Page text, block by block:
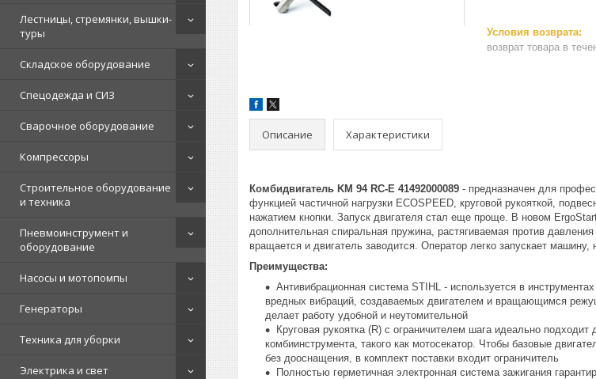
Лестницы, стремянки, вышки-
туры
Складское оборудование
Спецодежда и СИЗ
Сварочное оборудование
Компрессоры
Строительное оборудование
и техника
Пневмоинструмент и
оборудование
Насосы и мотопомпы
Генераторы
Техника для уборки
Электрика и свет
возврат товара в
Описание Характеристики
Комбидвигатель KM 94 RC-E 41492000089 - предназначен для
функцией частичной нагрузки ECOSPEED, круговой рукояткой,
нажатием кнопки. Запуск двигателя стал еще проще. В новом
дополнительная спиральная пружина, растягиваемая против
вращается и двигатель заводится. Оператор легко запускает машину,
Преимущества:
Антивибрационная система STIHL - используется в
вредных вибраций, создаваемых двигателем и вращающимся
делает работу удобной и неутомительной
Круговая рукоятка (R) с ограничителем шага идеально
комбиинструмента, такого как мотосекатор. Чтобы базовые
без дооснащения, в комплект поставки входит ограничитель
Полностью герметичная электронная система зажигания